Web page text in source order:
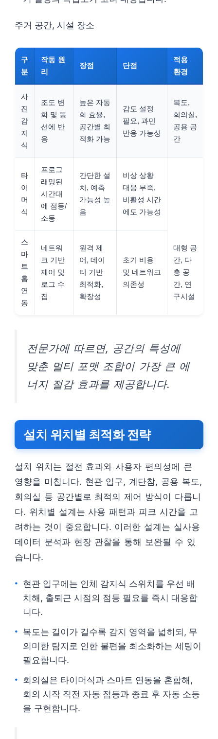
주거 공간, 시설 장소
구
분
작동 원
리
장점 단점
적용
환경
사
진
감
지
식
조도 변
화 및 동
선에 반
응
높은 자동
화 효율,
공간별 최
적화 가능
감도 설정
필요, 과민
반응 가능성
복도,
회의실,
공용 공
간
타
이
머
식
프로그
래밍된
시간대
에 점등/
소등
간단한 설
치, 예측
가능성 높
음
비상 상황
대응 부족,
비활성 시간
에도 가능성
스
마
트
홈
연
동
네트워
크 기반
제어 및
로그 수
집
원격 제
어, 데이
터 기반
최적화,
확장성
초기 비용
및 네트워크
의존성
대형 공
간, 다
층 공
간, 연
구시설
전문가에 따르면, 공간의 특성에
맞춘 멀티 포맷 조합이 가장 큰 에
너지 절감 효과를 제공합니다.
설치 위치별 최적화 전략
설치 위치는 절전 효과와 사용자 편의성에 큰
영향을 미칩니다. 현관 입구, 계단참, 공용 복도,
회의실 등 공간별로 최적의 제어 방식이 다릅니
다. 위치별 설계는 사용 패턴과 피크 시간을 고
려하는 것이 중요합니다. 이러한 설계는 실사용
데이터 분석과 현장 관찰을 통해 보완될 수 있
습니다.
현관 입구에는 인체 감지식 스위치를 우선 배
치해, 출퇴근 시점의 점등 필요를 즉시 대응합
니다.
복도는 길이가 길수록 감지 영역을 넓히되, 무
의미한 탐지로 인한 불편을 최소화하는 세팅이
필요합니다.
회의실은 타이머식과 스마트 연동을 혼합해,
회의 시작 직전 자동 점등과 종료 후 자동 소등
을 구현합니다.